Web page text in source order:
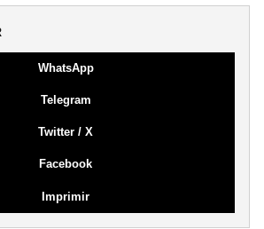
WhatsApp
Telegram
Twitter / X
Facebook
Imprimir